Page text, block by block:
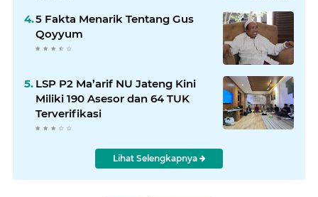
5 Fakta Menarik Tentang Gus
Qoyyum
LSP P2 Ma’arif NU Jateng Kini
Miliki 190 Asesor dan 64 TUK
Terverifikasi
Lihat Selengkapnya